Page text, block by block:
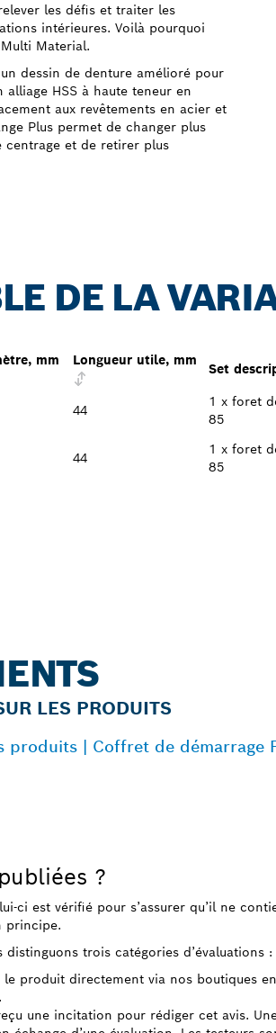
les défis et traiter les
intérieures. Voilà pourquoi
Material.
dessin de denture amélioré pour
HSS à haute teneur en
aux revêtements en acier et
Plus permet de changer plus
centrage et de retirer plus
DE LA
mm Longueur utile, mm
Set
44
1 x foret
85
44
1 x foret
85
LES PRODUITS
| Coffret de démarrage
?
ci est vérifié pour s’assurer qu’il ne
principe.
trois catégories d’évaluations :
le produit directement via nos boutiques
une incitation pour rédiger cet avis.